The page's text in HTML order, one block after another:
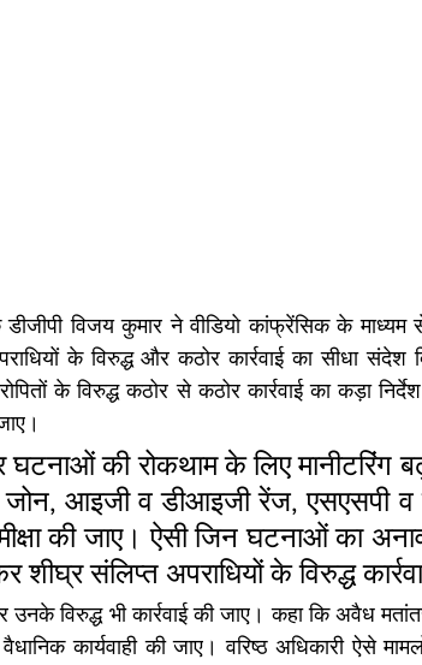
डीजीपी विजय कुमार ने वीडियो कांफ्रेंसिक के माध्यम
के विरुद्ध और कठोर कार्रवाई का सीधा संदेश
के विरुद्ध कठोर से कठोर कार्रवाई का कड़ा
घटनाओं की रोकथाम के लिए मानीटरिंग
जोन, आइजी व डीआइजी रेंज, एसएसपी
की जाए। ऐसी जिन घटनाओं का
संलिप्त अपराधियों के विरुद्ध
उनके विरुद्ध भी कार्रवाई की जाए। कहा कि अवैध
कार्यवाही की जाए। वरिष्ठ अधिकारी ऐसे